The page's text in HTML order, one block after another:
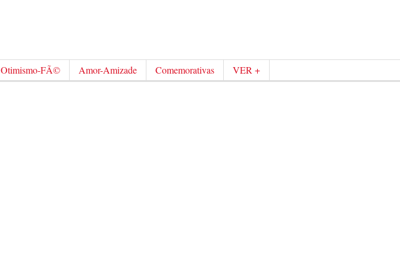
Otimismo-FÃ© Amor-Amizade Comemorativas VER +